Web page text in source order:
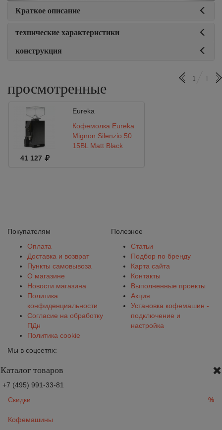
Краткое описание
технические характеристики
конструкция
просмотренные
1 1
Eureka
Кофемолка Eureka
Mignon Silenzio 50
15BL Matt Black
41 127
Покупателям
Оплата
Доставка и возврат
Пункты самовывоза
О магазине
Новости магазина
Политика
конфиденциальности
Согласие на обработку
ПДн
Политика cookie
Полезное
Статьи
Подбор по бренду
Карта сайта
Контакты
Выполненные проекты
Акция
Установка кофемашин -
подключение и
настройка
Мы в соцсетях:
Каталог товаров
+7 (495) 991-33-81
Скидки
%
Кофемашины